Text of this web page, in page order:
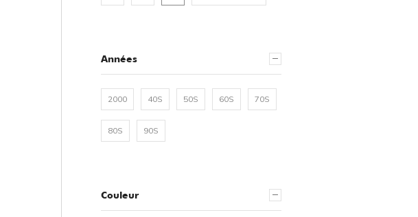
Années
2000 40S 50S 60S 70S
80S 90S
Couleur